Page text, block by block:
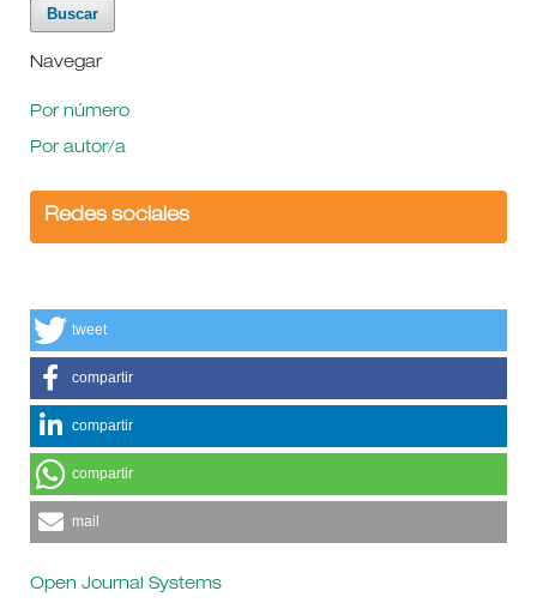
Navegar
Por número
Por autor/a
Redes sociales
tweet
compartir
compartir
compartir
mail
Open Journal Systems